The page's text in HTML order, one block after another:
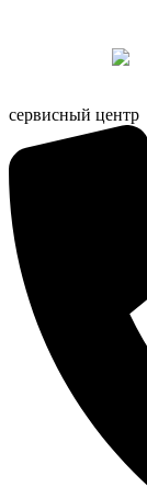
сервисный центр